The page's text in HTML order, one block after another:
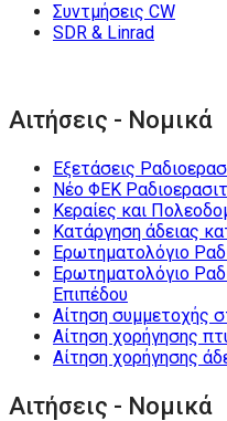
Συντμήσεις CW
SDR & Linrad
Αιτήσεις - Νομικά
Εξετάσεις
Νέο ΦΕΚ
Κεραίες και
Κατάργηση άδειας
Ερωτηματολόγιο
Ερωτηματολόγιο
Επιπέδου
Αίτηση συμμετοχής
Αίτηση χορήγησης
Αίτηση χορήγησης
Αιτήσεις - Νομικά